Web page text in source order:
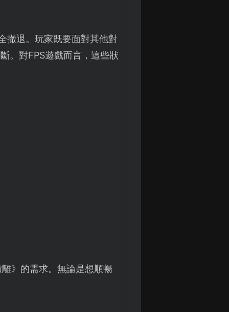
撤退。玩家既要面對其他對
。對FPS遊戲而言，這些狀
》的需求。無論是想順暢